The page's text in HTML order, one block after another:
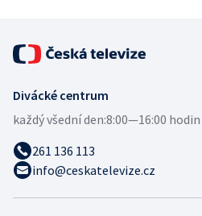
Divácké centrum
každý všední den:8:00—16:00 hodin
261 136 113
info@ceskatelevize.cz